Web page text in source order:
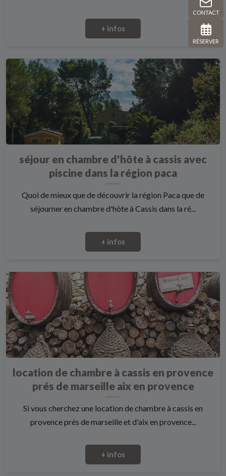
CONTACT
RÉSERVER
+ infos
séjour en chambre d'hôte à cassis avec
piscine dans la région paca
Quoi de mieux que de découvrir la région Paca que de
séjourner en chambre d'hôte à Cassis dans la ré...
+ infos
location de chambre à cassis en provence
prés de marseille aix en provence
Si vous cherchez une location de chambre à cassis en
provence prés de marseille et d'aix en provence...
+ infos